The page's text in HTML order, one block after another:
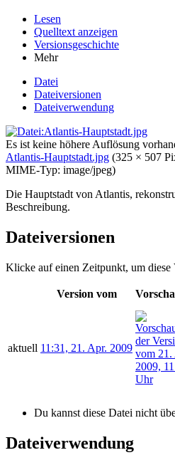
Lesen
Quelltext anzeigen
Versionsgeschichte
Mehr
Datei
Dateiversionen
Dateiverwendung
Es ist keine höhere Auflösung
Atlantis-Hauptstadt.jpg (325 × 507
MIME-Typ: image/jpeg)
Die Hauptstadt von Atlantis,
Beschreibung.
Dateiversionen
Klicke auf einen Zeitpunkt, um diese
Version vom
aktuell 11:31, 21. Apr. 2009
Du kannst diese Datei nicht
Dateiverwendung